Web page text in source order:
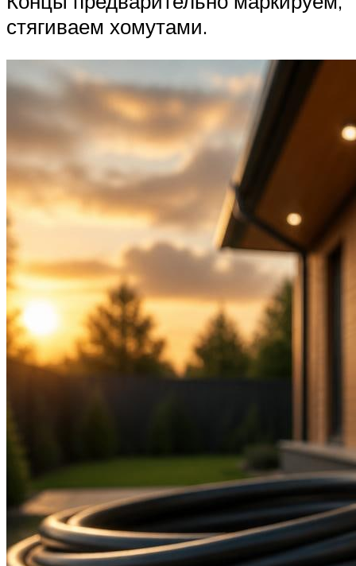
стягиваем хомутами.